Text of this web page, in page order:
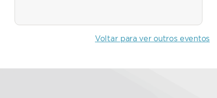
Voltar para ver outros eventos